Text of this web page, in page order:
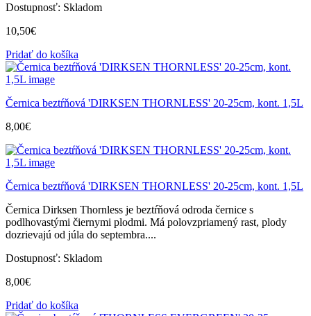
Dostupnosť: Skladom
10,50€
Pridať do košíka
Černica beztŕňová 'DIRKSEN THORNLESS' 20-25cm, kont. 1,5L
8,00€
Černica beztŕňová 'DIRKSEN THORNLESS' 20-25cm, kont. 1,5L
Černica Dirksen Thornless je beztŕňová odroda černice s
podlhovastými čiernymi plodmi. Má polovzpriamený rast, plody
dozrievajú od júla do septembra....
Dostupnosť: Skladom
8,00€
Pridať do košíka